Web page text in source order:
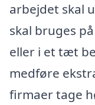
arbejdet skal
skal bruges
eller i et tæt
medføre
firmaer tage